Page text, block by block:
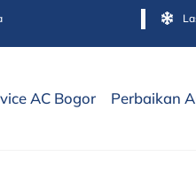
AC Bogor Perbaikan